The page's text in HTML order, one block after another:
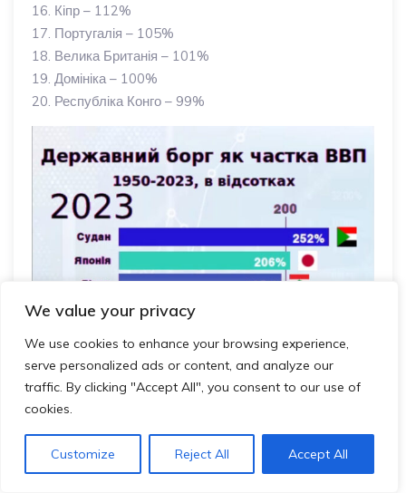
We value your privacy
We use cookies to enhance your browsing experience,
serve personalized ads or content, and analyze our
traffic. By clicking "Accept All", you consent to our use of
cookies.
Customize Reject All Accept All
16. Кіпр – 112%
17. Португалія – 105%
18. Велика Британія – 101%
19. Домініка – 100%
20. Республіка Конго – 99%